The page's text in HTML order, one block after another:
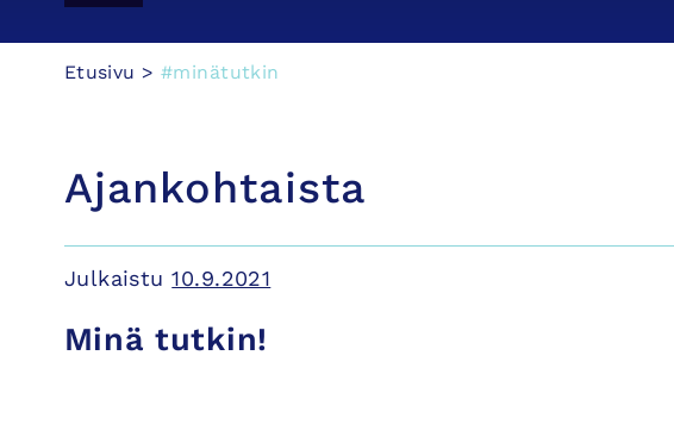
Hyppää
sisältöönEtusivu > #minätutkin
Ajankohtaista
Minä tutkin!
Julkaistu10.9.2021